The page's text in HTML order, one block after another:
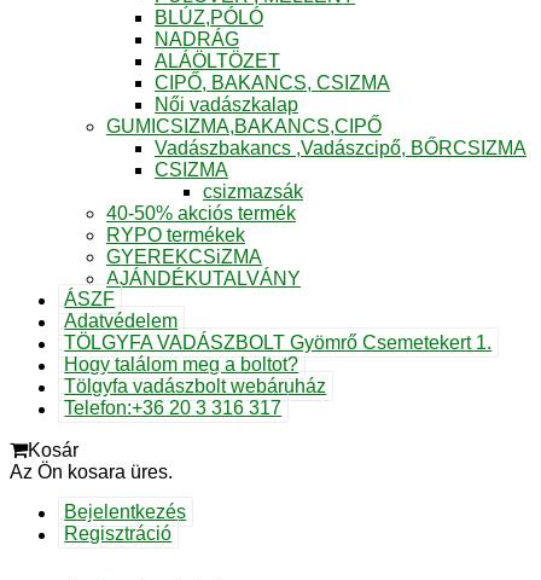
BLÚZ,PÓLÓ
NADRÁG
ALÁÖLTÖZET
CIPŐ, BAKANCS, CSIZMA
Női vadászkalap
GUMICSIZMA,BAKANCS,CIPŐ
Vadászbakancs ,Vadászcipő, BŐRCSIZMA
CSIZMA
csizmazsák
40-50% akciós termék
RYPO termékek
GYEREKCSiZMA
AJÁNDÉKUTALVÁNY
ÁSZF
Adatvédelem
TÖLGYFA VADÁSZBOLT Gyömrő Csemetekert 1.
Hogy találom meg a boltot?
Tölgyfa vadászbolt webáruház
Telefon:+36 20 3 316 317
Kosár
Az Ön kosara üres.
Bejelentkezés
Regisztráció